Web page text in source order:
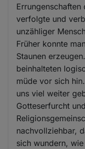
Errungenschaften
verfolgte und
unzähliger
Früher konnte
Staunen
beinhalteten
müde vor sich
uns viel weiter
Gotteserfurcht
nachvollziehbar,
sich wundern,